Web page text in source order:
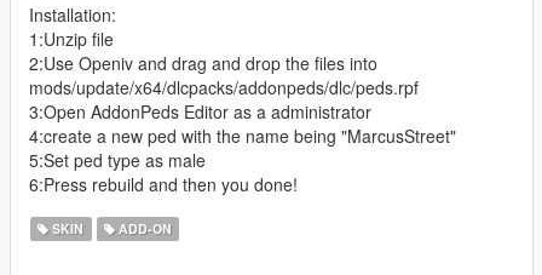
Installation:
1:Unzip file
2:Use Openiv and drag and drop the files into
mods/update/x64/dlcpacks/addonpeds/dlc/peds.rpf
3:Open AddonPeds Editor as a administrator
4:create a new ped with the name being "MarcusStreet"
5:Set ped type as male
6:Press rebuild and then you done!
SKIN ADD-ON